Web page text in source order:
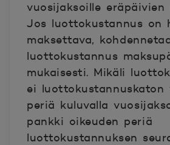
vuosijaksoille eräpäivien
Jos luottokustannus on
maksettava,
luottokustannus
mukaisesti. Mikäli
ei luottokustannuskaton
periä kuluvalla
pankki oikeuden periä
luottokustannuksen